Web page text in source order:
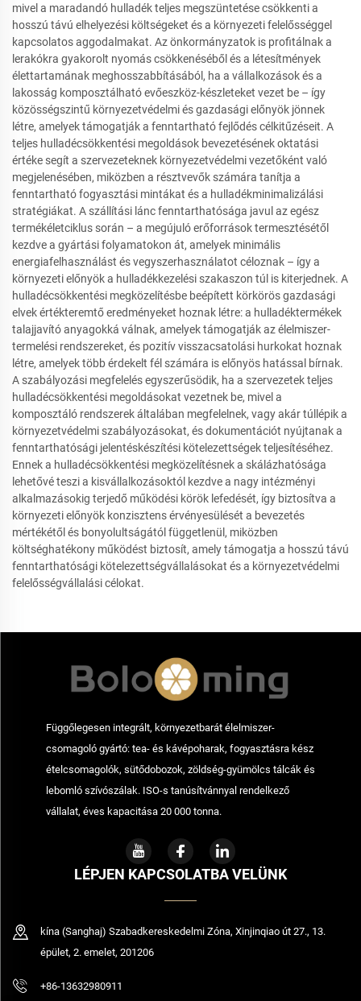
mivel a maradandó hulladék teljes megszüntetése csökkenti a
hosszú távú elhelyezési költségeket és a környezeti felelősséggel
kapcsolatos aggodalmakat. Az önkormányzatok is profitálnak a
lerakókra gyakorolt nyomás csökkenéséből és a létesítmények
élettartamának meghosszabbításából, ha a vállalkozások és a
lakosság komposztálható evőeszköz-készleteket vezet be – így
közösségszintű környezetvédelmi és gazdasági előnyök jönnek
létre, amelyek támogatják a fenntartható fejlődés célkitűzéseit. A
teljes hulladécsökkentési megoldások bevezetésének oktatási
értéke segít a szervezeteknek környezetvédelmi vezetőként való
megjelenésében, miközben a résztvevők számára tanítja a
fenntartható fogyasztási mintákat és a hulladékminimalizálási
stratégiákat. A szállítási lánc fenntarthatósága javul az egész
termékéletciklus során – a megújuló erőforrások termesztésétől
kezdve a gyártási folyamatokon át, amelyek minimális
energiafelhasználást és vegyszerhasználatot céloznak – így a
környezeti előnyök a hulladékkezelési szakaszon túl is kiterjednek. A
hulladécsökkentési megközelítésbe beépített körkörös gazdasági
elvek értékteremtő eredményeket hoznak létre: a hulladéktermékek
talajjavító anyagokká válnak, amelyek támogatják az élelmiszer-
termelési rendszereket, és pozitív visszacsatolási hurkokat hoznak
létre, amelyek több érdekelt fél számára is előnyös hatással bírnak.
A szabályozási megfelelés egyszerűsödik, ha a szervezetek teljes
hulladécsökkentési megoldásokat vezetnek be, mivel a
komposztáló rendszerek általában megfelelnek, vagy akár túllépik a
környezetvédelmi szabályozásokat, és dokumentációt nyújtanak a
fenntarthatósági jelentéskészítési kötelezettségek teljesítéséhez.
Ennek a hulladécsökkentési megközelítésnek a skálázhatósága
lehetővé teszi a kisvállalkozásoktól kezdve a nagy intézményi
alkalmazásokig terjedő működési körök lefedését, így biztosítva a
környezeti előnyök konzisztens érvényesülését a bevezetés
mértékétől és bonyolultságától függetlenül, miközben
költséghatékony működést biztosít, amely támogatja a hosszú távú
fenntarthatósági kötelezettségvállalásokat és a környezetvédelmi
felelősségvállalási célokat.
Függőlegesen integrált, környezetbarát élelmiszer-
csomagoló gyártó: tea- és kávépoharak, fogyasztásra kész
ételcsomagolók, sütődobozok, zöldség-gyümölcs tálcák és
lebomló szívószálak. ISO-s tanúsítvánnyal rendelkező
vállalat, éves kapacitása 20 000 tonna.
LÉPJEN KAPCSOLATBA VELÜNK
kína (Sanghaj) Szabadkereskedelmi Zóna, Xinjinqiao út 27., 13.
épület, 2. emelet, 201206
+86-13632980911